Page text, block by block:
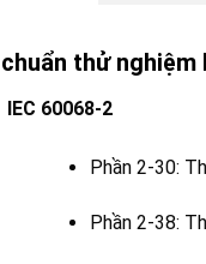
thử
IEC 60068-2
Phần 2-30:
Phần 2-38: